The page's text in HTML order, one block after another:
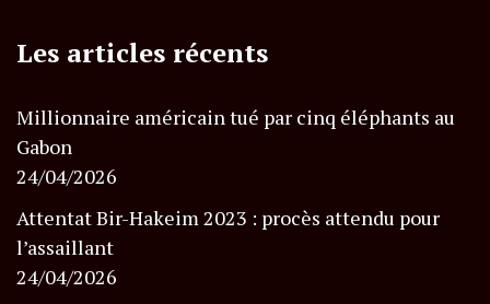
Les articles récents
Millionnaire américain tué par cinq éléphants au
Gabon
24/04/2026
Attentat Bir-Hakeim 2023 : procès attendu pour
l’assaillant
24/04/2026